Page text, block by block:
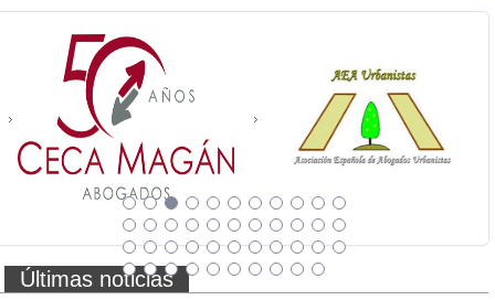
Últimas noticias